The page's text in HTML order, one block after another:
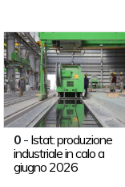
0 - Istat: produzione
industriale in calo a
giugno 2026